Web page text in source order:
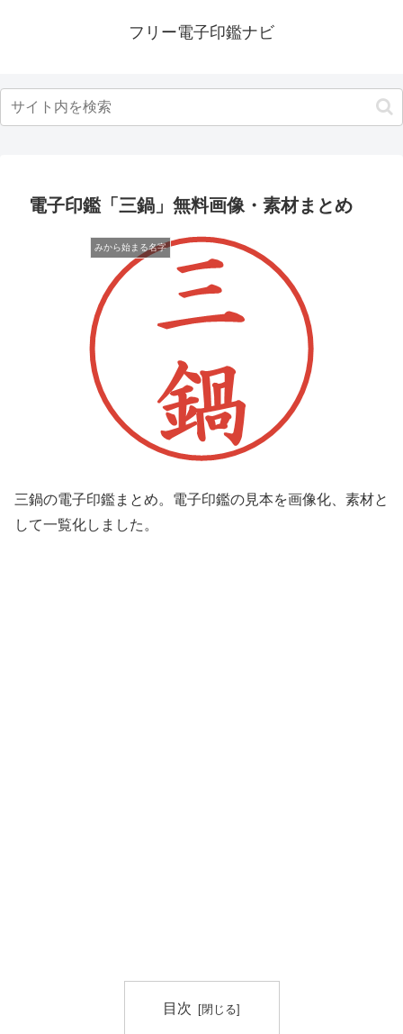
フリー電子印鑑ナビ
電子印鑑「三鍋」無料画像・素材まとめ
みから始まる名字
三鍋の電子印鑑まとめ。電子印鑑の見本を画像化、素材と
して一覧化しました。
目次